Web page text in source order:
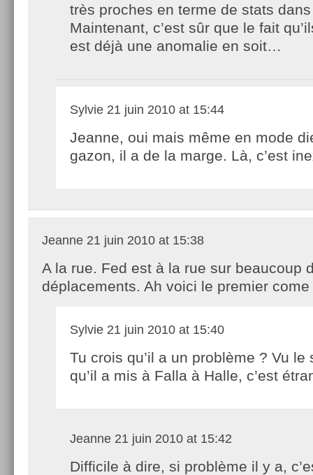
très proches en terme de stats
Maintenant, c’est sûr que le fait
est déjà une anomalie en soit…
Sylvie 21 juin 2010 at 15:44
Jeanne, oui mais même en mode
gazon, il a de la marge. Là, c’est
Jeanne 21 juin 2010 at 15:38
A la rue. Fed est à la rue sur beaucoup
déplacements. Ah voici le premier come
Sylvie 21 juin 2010 at 15:40
Tu crois qu’il a un problème ? Vu le
qu’il a mis à Falla à Halle, c’est
Jeanne 21 juin 2010 at 15:42
Difficile à dire, si problème il y a,